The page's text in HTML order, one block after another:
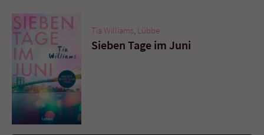
Tia Williams, Lübbe
Sieben Tage im Juni
Zweck
Benutzer. Es wird benötigt um z. B. den
Sicherheitscode des Kontaktformulars zu